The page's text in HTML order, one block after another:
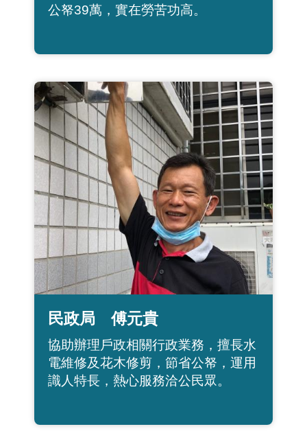
公帑39萬，實在勞苦功高。
民政局 傅元貴
協助辦理戶政相關行政業務，擅長水
電維修及花木修剪，節省公帑，運用
識人特長，熱心服務洽公民眾。